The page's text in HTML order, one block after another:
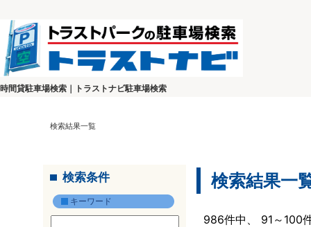
時間貸駐車場検索｜トラストナビ駐車場検索
検索結果一覧
検索条件
キーワード
検索結果一
986件中、 91～100